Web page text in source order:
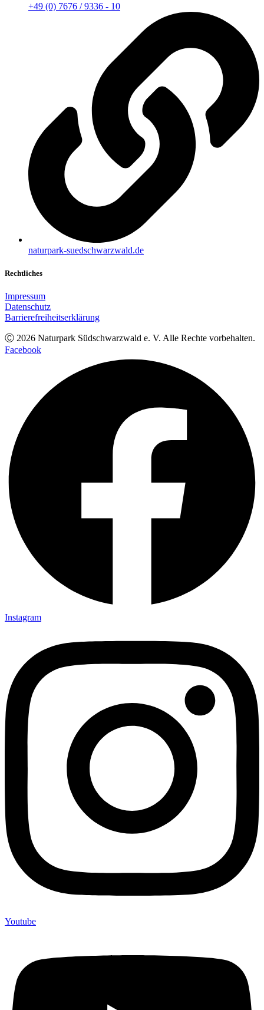
+49 (0) 7676 / 9336 - 10
naturpark-suedschwarzwald.de
Rechtliches
Impressum
Datenschutz
Barrierefreiheitserklärung
Ⓒ 2026 Naturpark Südschwarzwald e. V. Alle Rechte vorbehalten.
Facebook
Instagram
Youtube